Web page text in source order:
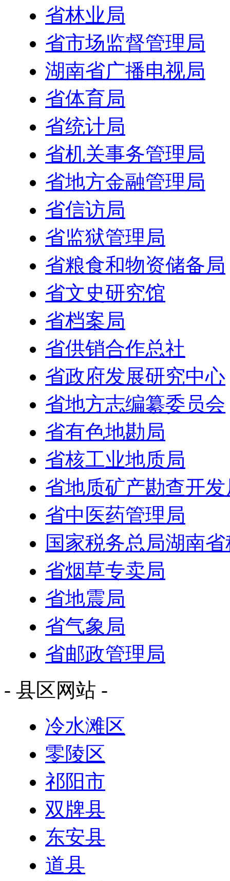
省林业局
省市场监督管理局
湖南省广播电视局
省体育局
省统计局
省机关事务管理局
省地方金融管理局
省信访局
省监狱管理局
省粮食和物资储备局
省文史研究馆
省档案局
省供销合作总社
省政府发展研究中心
省地方志编纂委员会
省有色地勘局
省核工业地质局
省地质矿产勘查开发
省中医药管理局
国家税务总局湖南
省烟草专卖局
省地震局
省气象局
省邮政管理局
- 县区网站 -
冷水滩区
零陵区
祁阳市
双牌县
东安县
道县